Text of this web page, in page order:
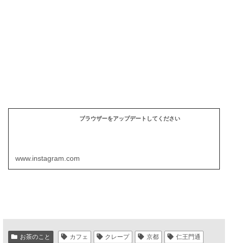
ブラウザーをアップデートしてください
www.instagram.com
お茶のこと カフェ クレープ 京都
仁王門通